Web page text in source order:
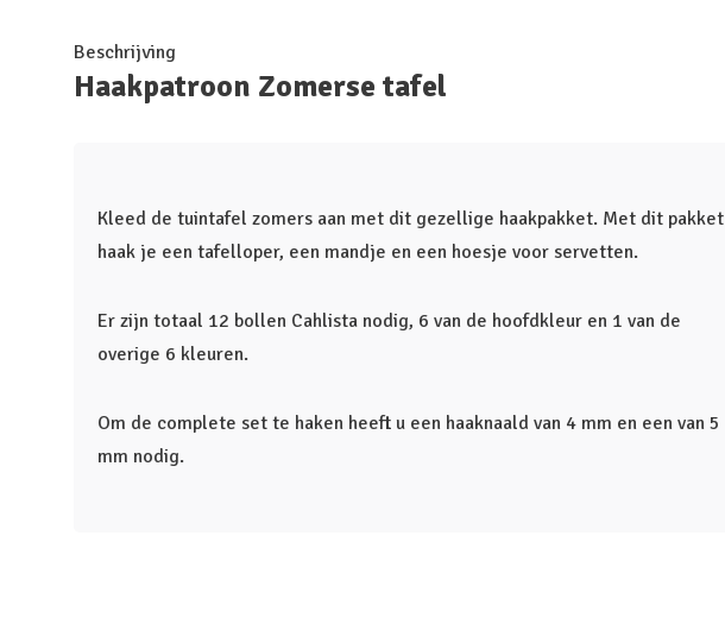
Beschrijving
Haakpatroon Zomerse tafel
Kleed de tuintafel zomers aan met dit gezellige haakpakket. Met dit pakket
haak je een tafelloper, een mandje en een hoesje voor servetten.
Er zijn totaal 12 bollen Cahlista nodig, 6 van de hoofdkleur en 1 van de
overige 6 kleuren.
Om de complete set te haken heeft u een haaknaald van 4 mm en een van 5
mm nodig.